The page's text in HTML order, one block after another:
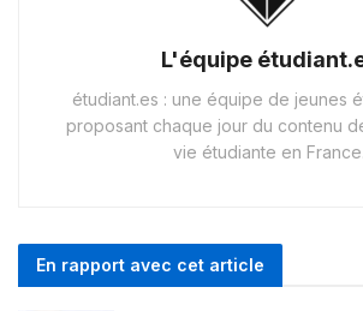
L'équipe
étudiant.es : une équipe de jeunes
proposant chaque jour du contenu
vie étudiante en France.
En rapport avec cet article